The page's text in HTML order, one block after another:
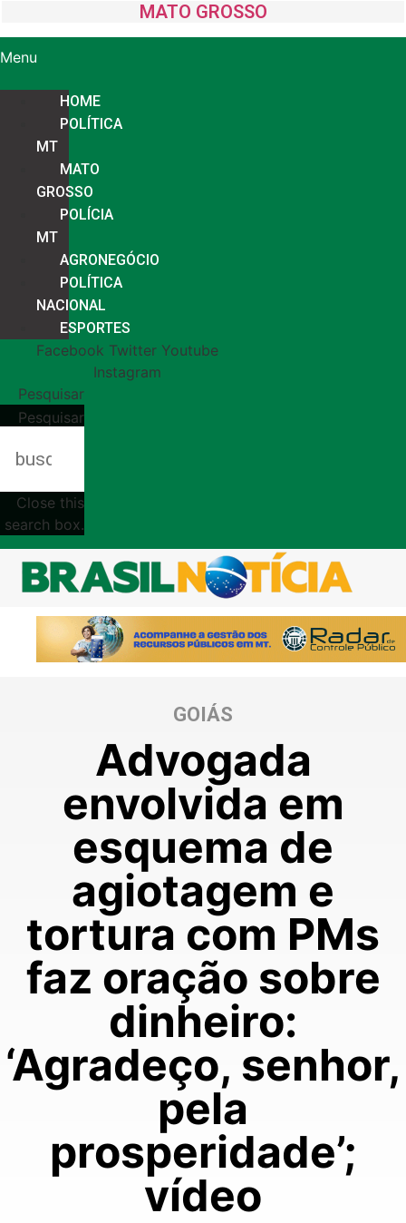
MATO GROSSO
Menu
HOME
POLÍTICA
MT
MATO
GROSSO
POLÍCIA
MT
AGRONEGÓCIO
POLÍTICA
NACIONAL
ESPORTES
Facebook Twitter Youtube
Instagram
Pesquisar
Pesquisar
Close this
search box.
GOIÁS
Advogada
envolvida em
esquema de
agiotagem e
tortura com PMs
faz oração sobre
dinheiro:
‘Agradeço, senhor,
pela
prosperidade’;
vídeo